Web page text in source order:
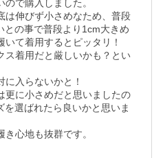
で購入しました。
は伸びず小さめなため、普段
との事で普段より1cm大きめ
て着用するとピッタリ！
ス着用だと厳しいかも？とい
入らないかと！
更に小さめだと思いましたの
選ばれたら良いかと思いま
心地も抜群です。